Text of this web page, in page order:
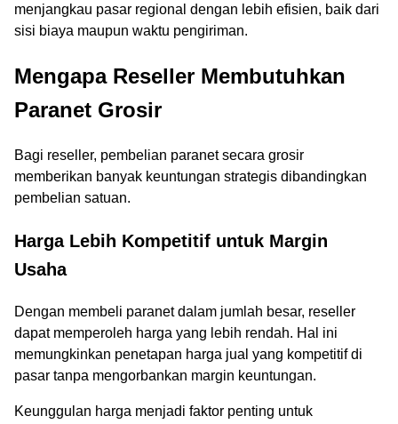
menjangkau pasar regional dengan lebih efisien, baik dari
sisi biaya maupun waktu pengiriman.
Mengapa Reseller Membutuhkan
Paranet Grosir
Bagi reseller, pembelian paranet secara grosir
memberikan banyak keuntungan strategis dibandingkan
pembelian satuan.
Harga Lebih Kompetitif untuk Margin
Usaha
Dengan membeli paranet dalam jumlah besar, reseller
dapat memperoleh harga yang lebih rendah. Hal ini
memungkinkan penetapan harga jual yang kompetitif di
pasar tanpa mengorbankan margin keuntungan.
Keunggulan harga menjadi faktor penting untuk